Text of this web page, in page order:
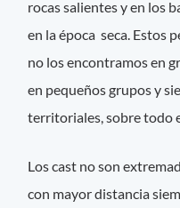
rocas salientes y en los
en la época seca. Estos
no los encontramos en
en pequeños grupos y
territoriales, sobre todo
Los cast no son
con mayor distancia